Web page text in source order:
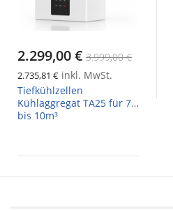
2.299,00 € 3.999,00 €
2.735,81 € inkl. MwSt.
Tiefkühlzellen
Kühlaggregat TA25 für 7,6
bis 10m³